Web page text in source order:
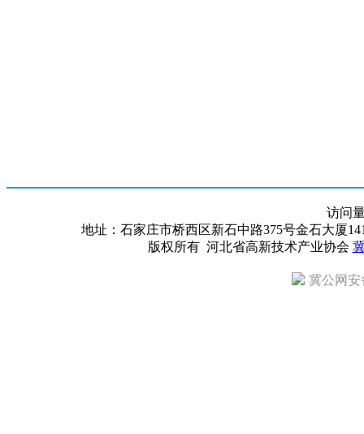
访问
地址：石家庄市桥西区新石中路375号金石大厦
版权所有 河北省高新技术产业协会
冀公网安